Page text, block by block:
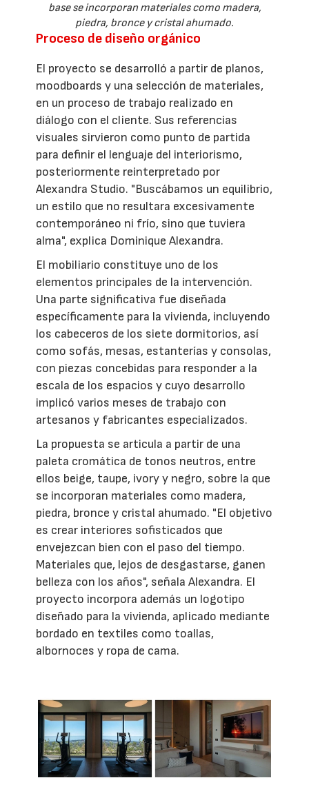
base se incorporan materiales como madera,
piedra, bronce y cristal ahumado.
Proceso de diseño orgánico
El proyecto se desarrolló a partir de planos,
moodboards y una selección de materiales,
en un proceso de trabajo realizado en
diálogo con el cliente. Sus referencias
visuales sirvieron como punto de partida
para definir el lenguaje del interiorismo,
posteriormente reinterpretado por
Alexandra Studio. "Buscábamos un equilibrio,
un estilo que no resultara excesivamente
contemporáneo ni frío, sino que tuviera
alma", explica Dominique Alexandra.
El mobiliario constituye uno de los
elementos principales de la intervención.
Una parte significativa fue diseñada
específicamente para la vivienda, incluyendo
los cabeceros de los siete dormitorios, así
como sofás, mesas, estanterías y consolas,
con piezas concebidas para responder a la
escala de los espacios y cuyo desarrollo
implicó varios meses de trabajo con
artesanos y fabricantes especializados.
La propuesta se articula a partir de una
paleta cromática de tonos neutros, entre
ellos beige, taupe, ivory y negro, sobre la que
se incorporan materiales como madera,
piedra, bronce y cristal ahumado. "El objetivo
es crear interiores sofisticados que
envejezcan bien con el paso del tiempo.
Materiales que, lejos de desgastarse, ganen
belleza con los años", señala Alexandra. El
proyecto incorpora además un logotipo
diseñado para la vivienda, aplicado mediante
bordado en textiles como toallas,
albornoces y ropa de cama.